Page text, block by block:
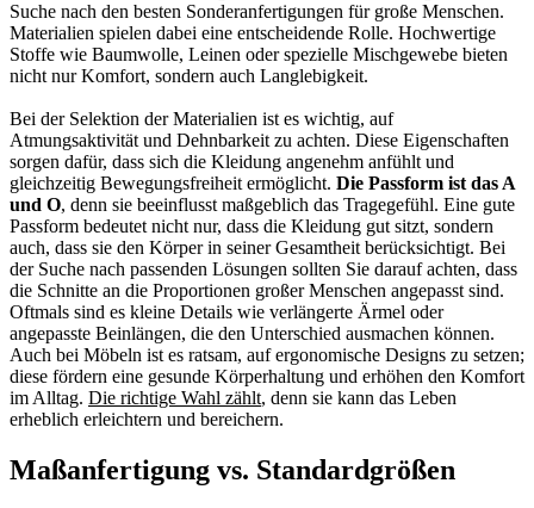
Suche nach den besten Sonderanfertigungen für große Menschen.
Materialien spielen dabei eine entscheidende Rolle. Hochwertige
Stoffe wie Baumwolle, Leinen oder spezielle Mischgewebe bieten
nicht nur Komfort, sondern auch Langlebigkeit.
Bei der Selektion der Materialien ist es wichtig, auf
Atmungsaktivität und Dehnbarkeit zu achten. Diese Eigenschaften
sorgen dafür, dass sich die Kleidung angenehm anfühlt und
gleichzeitig Bewegungsfreiheit ermöglicht. Die Passform ist das A
und O, denn sie beeinflusst maßgeblich das Tragegefühl. Eine gute
Passform bedeutet nicht nur, dass die Kleidung gut sitzt, sondern
auch, dass sie den Körper in seiner Gesamtheit berücksichtigt. Bei
der Suche nach passenden Lösungen sollten Sie darauf achten, dass
die Schnitte an die Proportionen großer Menschen angepasst sind.
Oftmals sind es kleine Details wie verlängerte Ärmel oder
angepasste Beinlängen, die den Unterschied ausmachen können.
Auch bei Möbeln ist es ratsam, auf ergonomische Designs zu setzen;
diese fördern eine gesunde Körperhaltung und erhöhen den Komfort
im Alltag. Die richtige Wahl zählt, denn sie kann das Leben
erheblich erleichtern und bereichern.
Maßanfertigung vs. Standardgrößen